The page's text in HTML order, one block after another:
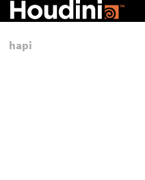
hapi